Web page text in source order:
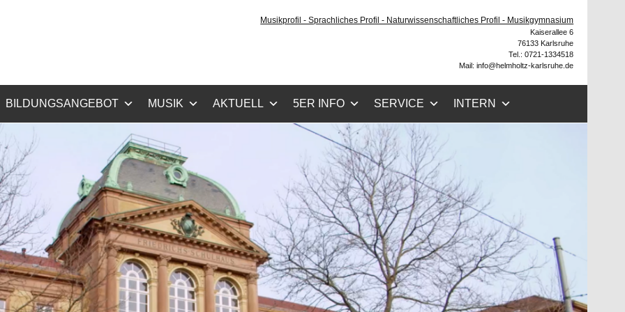
Gymnasium KarlsruheMusikprofil - Sprachliches Profil - Naturwissenschaftliches Profil - Musikgymnasium
Kaiserallee 6
76133 Karlsruhe
Tel.: 0721-1334518
Mail: info@helmholtz-karlsruhe.de
BILDUNGSANGEBOT MUSIK AKTUELL 5ER INFO SERVICE INTERN